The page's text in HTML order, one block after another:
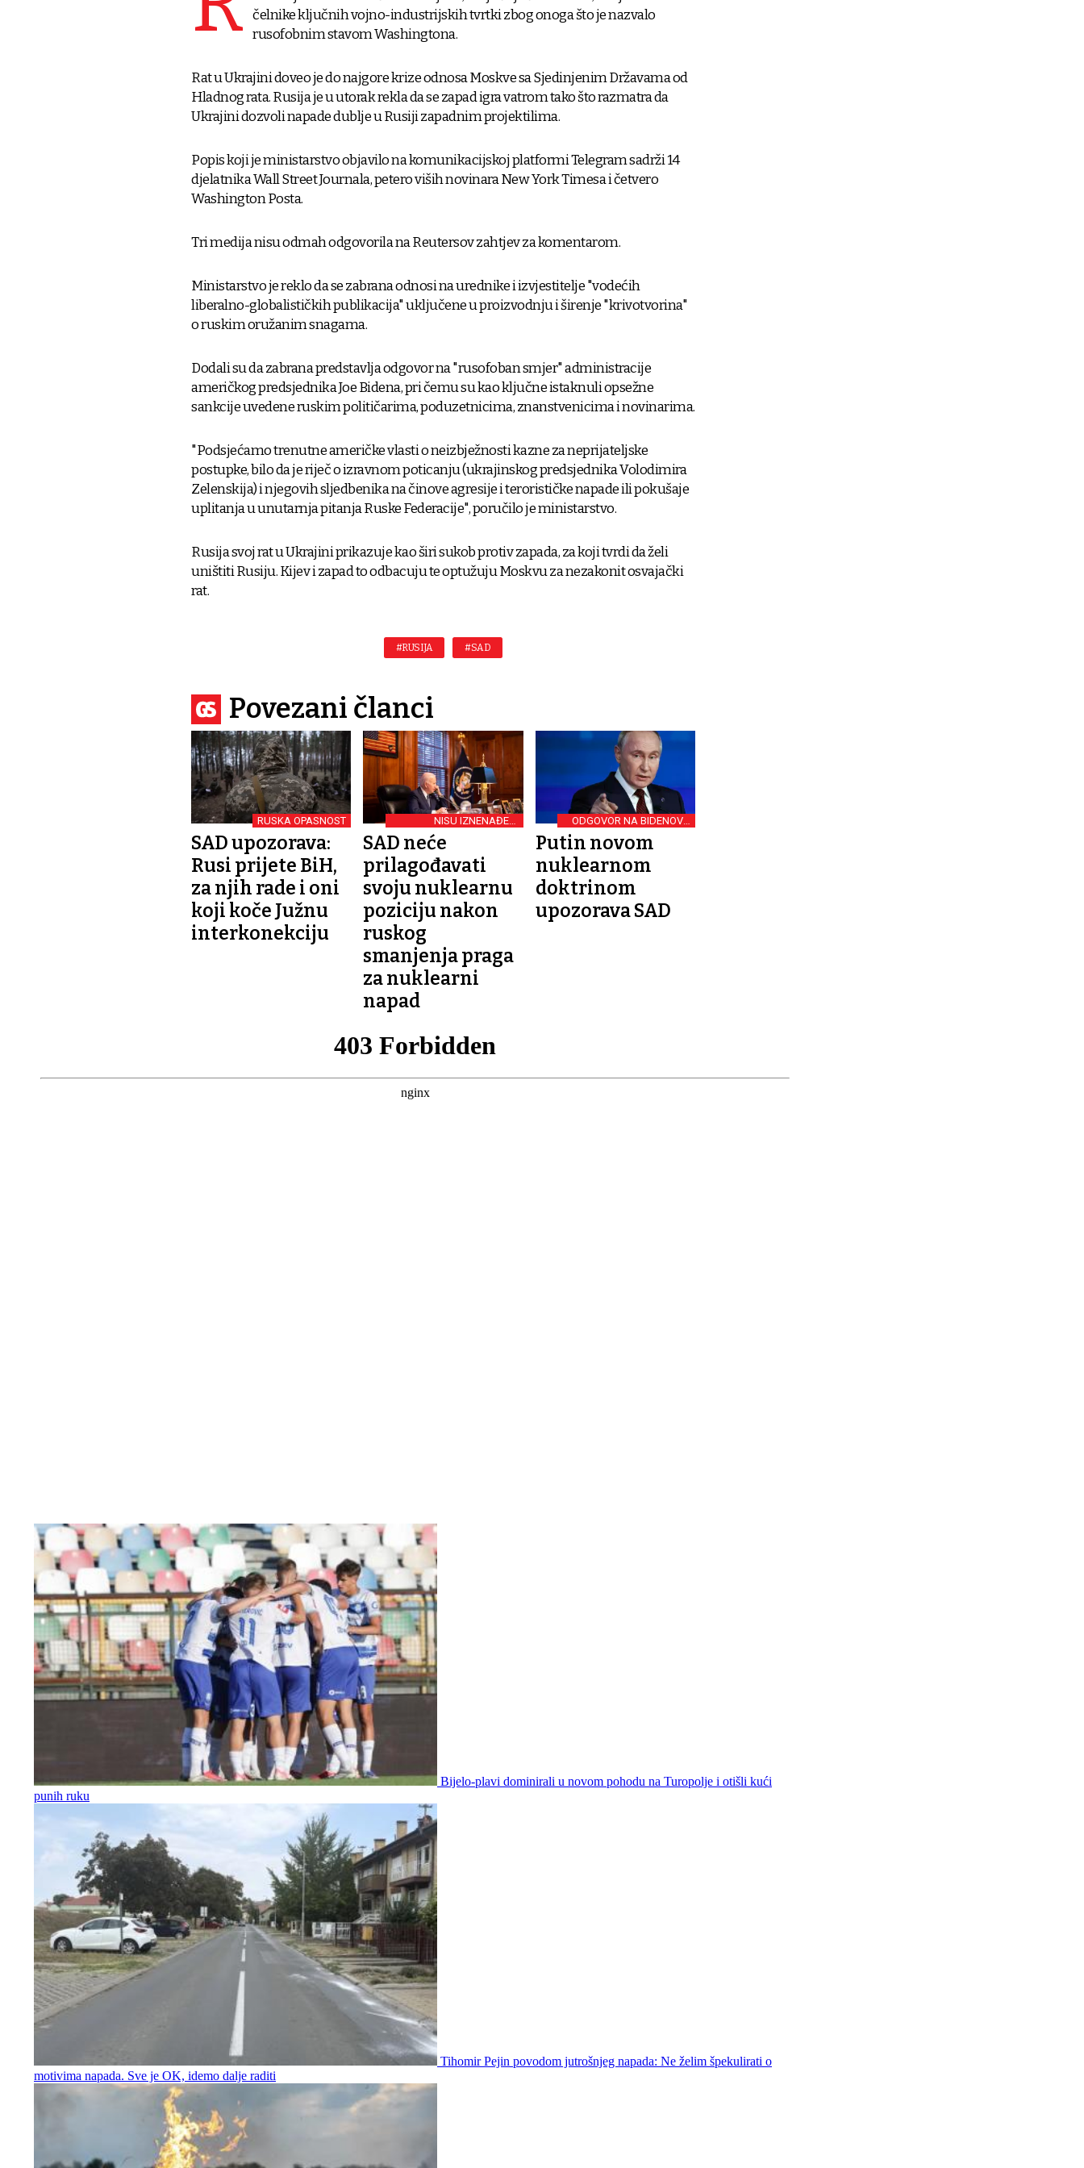
čelnike ključnih vojno-industrijskih tvrtki zbog onoga što je nazvalo
rusofobnim stavom Washingtona.
Rat u Ukrajini doveo je do najgore krize odnosa Moskve sa Sjedinjenim Državama od
Hladnog rata. Rusija je u utorak rekla da se zapad igra vatrom tako što razmatra da
Ukrajini dozvoli napade dublje u Rusiji zapadnim projektilima.
Popis koji je ministarstvo objavilo na komunikacijskoj platformi Telegram sadrži 14
djelatnika Wall Street Journala, petero viših novinara New York Timesa i četvero
Washington Posta.
Tri medija nisu odmah odgovorila na Reutersov zahtjev za komentarom.
Ministarstvo je reklo da se zabrana odnosi na urednike i izvjestitelje "vodećih
liberalno-globalističkih publikacija" uključene u proizvodnju i širenje "krivotvorina"
o ruskim oružanim snagama.
Dodali su da zabrana predstavlja odgovor na "rusofoban smjer" administracije
američkog predsjednika Joe Bidena, pri čemu su kao ključne istaknuli opsežne
sankcije uvedene ruskim političarima, poduzetnicima, znanstvenicima i novinarima.
"Podsjećamo trenutne američke vlasti o neizbježnosti kazne za neprijateljske
postupke, bilo da je riječ o izravnom poticanju (ukrajinskog predsjednika Volodimira
Zelenskija) i njegovih sljedbenika na činove agresije i terorističke napade ili pokušaje
uplitanja u unutarnja pitanja Ruske Federacije", poručilo je ministarstvo.
Rusija svoj rat u Ukrajini prikazuje kao širi sukob protiv zapada, za koji tvrdi da želi
uništiti Rusiju. Kijev i zapad to odbacuju te optužuju Moskvu za nezakonit osvajački
rat.
#RUSIJA #SAD
Povezani članci
RUSKA OPASNOST
SAD upozorava:
Rusi prijete BiH,
za njih rade i oni
koji koče Južnu
interkonekciju
NISU IZNENAĐENI
OBJAVOM RUSIJE
SAD neće
prilagođavati
svoju nuklearnu
poziciju nakon
ruskog
smanjenja praga
za nuklearni
napad
ODGOVOR NA BIDENOVU
ODLUKU
Putin novom
nuklearnom
doktrinom
upozorava SAD
Bijelo-plavi dominirali u novom pohodu na Turopolje i otišli kući
punih ruku
Tihomir Pejin povodom jutrošnjeg napada: Ne želim špekulirati o
motivima napada. Sve je OK, idemo dalje raditi